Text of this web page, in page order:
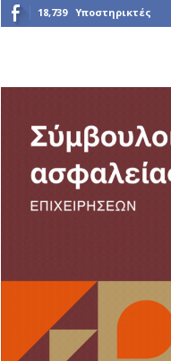
18,739 Υποστηρικτές